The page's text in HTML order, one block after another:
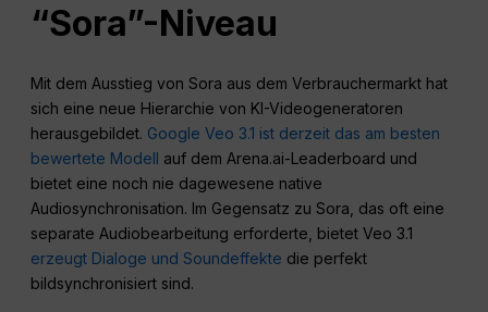
“Sora”-Niveau
Mit dem Ausstieg von Sora aus dem Verbrauchermarkt hat
sich eine neue Hierarchie von KI-Videogeneratoren
herausgebildet. Google Veo 3.1 ist derzeit das am besten
bewertete Modell auf dem Arena.ai-Leaderboard und
bietet eine noch nie dagewesene native
Audiosynchronisation. Im Gegensatz zu Sora, das oft eine
separate Audiobearbeitung erforderte, bietet Veo 3.1
erzeugt Dialoge und Soundeffekte die perfekt
bildsynchronisiert sind.